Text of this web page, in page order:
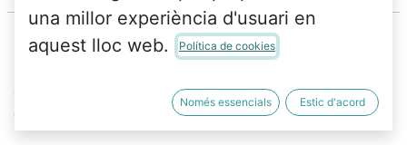
Al 10 de Santa Teresa
10 de juny 2024
una millor experiència d'usuari en
aquest lloc web.
Política de cookies
Només essencials Estic d'acord